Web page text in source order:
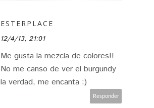
ESTERPLACE
12/4/13, 21:01
Me gusta la mezcla de colores!!
No me canso de ver el burgundy
la verdad, me encanta :)
Responder